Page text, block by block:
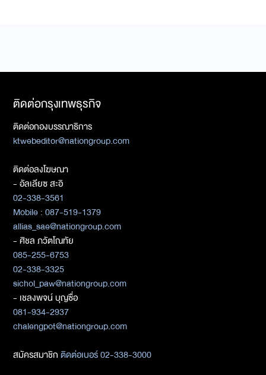
ติดต่อกรุงเทพธุรกิจ
ติดต่อกองบรรณาธิการ
ktwebeditor@nationgroup.com
ติดต่อลงโฆษณา
- อัลเลียซ สะอิ
02-338-3561
Mobile : 087-519-1379
allias_sae@nationgroup.com
- ศิชล ภวัตโณทัย
085-255-6753
02-338-3325
sichol_paw@nationgroup.com
- เชลงพจน์ บุญซื่อ
081-934-2937
chalengpot@nationgroup.com
สมัครสมาชิกติดต่อเบอร์ 02-338-3000